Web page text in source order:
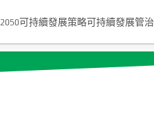
2050可持續發展策略可持續發展管治